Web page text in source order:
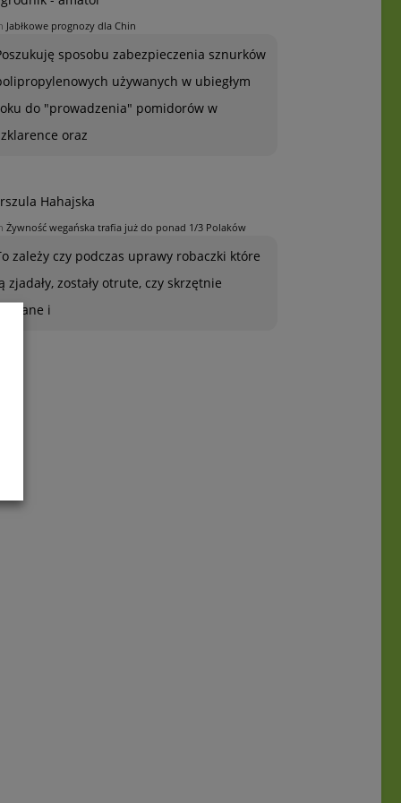
Jabłkowe prognozy dla Chin
sposobu zabezpieczenia sznurków
używanych w ubiegłym
do "prowadzenia" pomidorów w
oraz
Hahajska
Żywność wegańska trafia już do ponad 1/3 Polaków
zależy czy podczas uprawy robaczki które
zjadały, zostały otrute, czy skrzętnie
zebrane i